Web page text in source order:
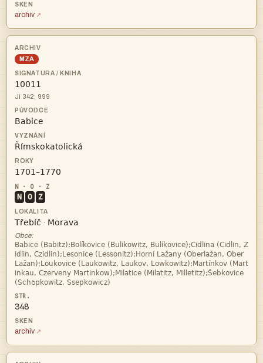
archiv
MZA

Ji 342; 999



N O Z
 · 
Obce:




ö
348
archiv